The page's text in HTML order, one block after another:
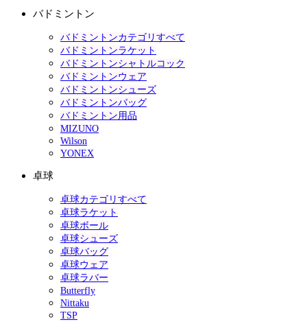
バドミントン
バドミントンカテゴリすべて
バドミントンラケット
バドミントンシャトルコック
バドミントンウェア
バドミントンシューズ
バドミントンバッグ
バドミントン用品
MIZUNO
Wilson
YONEX
卓球
卓球カテゴリすべて
卓球ラケット
卓球ボール
卓球シューズ
卓球バッグ
卓球ウェア
卓球ラバー
Butterfly
Nittaku
TSP